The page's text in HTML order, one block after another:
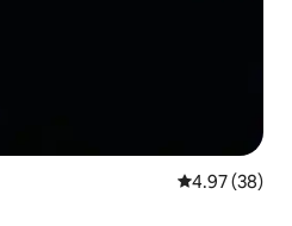
レビュー38
4.97 (38)